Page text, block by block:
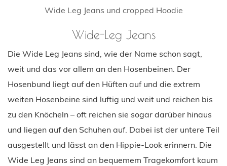
Wide Leg Jeans und cropped Hoodie
Wide-Leg Jeans
Die Wide Leg Jeans sind, wie der Name schon sagt,
weit und das vor allem an den Hosenbeinen. Der
Hosenbund liegt auf den Hüften auf und die extrem
weiten Hosenbeine sind luftig und weit und reichen bis
zu den Knöcheln – oft reichen sie sogar darüber hinaus
und liegen auf den Schuhen auf. Dabei ist der untere Teil
ausgestellt und lässt an den Hippie-Look erinnern. Die
Wide Leg Jeans sind an bequemem Tragekomfort kaum